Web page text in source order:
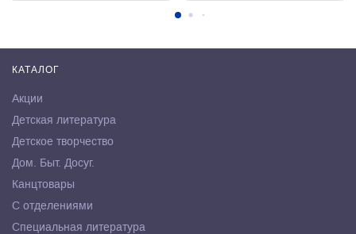
КАТАЛОГ
Акции
Детская литература
Детское творчество
Дом. Быт. Досуг.
Канцтовары
С отделениями
Специальная литература